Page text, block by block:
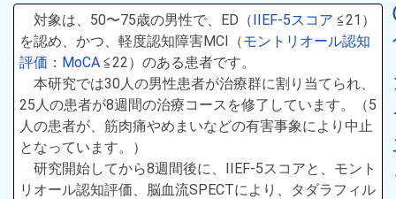
対象は、50〜75歳の男性で、ED（IIEF-5スコア ≦21）
を認め、かつ、軽度認知障害MCI（モントリオール認知
評価：MoCA ≦22）のある患者です。
本研究では30人の男性患者が治療群に割り当てられ、
25人の患者が8週間の治療コースを修了しています。（5
人の患者が、筋肉痛やめまいなどの有害事象により中止
となっています。）
研究開始してから8週間後に、IIEF-5スコアと、モント
リオール認知評価、脳血流SPECTにより、タダラフィル